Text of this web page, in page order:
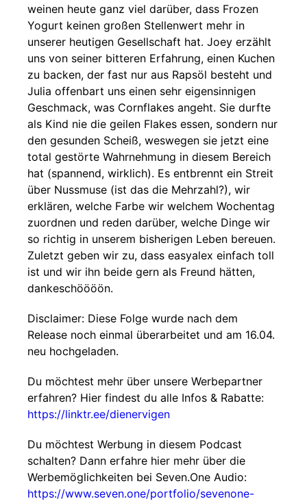
weinen heute ganz viel darüber, dass Frozen
Yogurt keinen großen Stellenwert mehr in
unserer heutigen Gesellschaft hat. Joey erzählt
uns von seiner bitteren Erfahrung, einen Kuchen
zu backen, der fast nur aus Rapsöl besteht und
Julia offenbart uns einen sehr eigensinnigen
Geschmack, was Cornflakes angeht. Sie durfte
als Kind nie die geilen Flakes essen, sondern nur
den gesunden Scheiß, weswegen sie jetzt eine
total gestörte Wahrnehmung in diesem Bereich
hat (spannend, wirklich). Es entbrennt ein Streit
über Nussmuse (ist das die Mehrzahl?), wir
erklären, welche Farbe wir welchem Wochentag
zuordnen und reden darüber, welche Dinge wir
so richtig in unserem bisherigen Leben bereuen.
Zuletzt geben wir zu, dass easyalex einfach toll
ist und wir ihn beide gern als Freund hätten,
dankeschöööön.
Disclaimer: Diese Folge wurde nach dem
Release noch einmal überarbeitet und am 16.04.
neu hochgeladen.
Du möchtest mehr über unsere Werbepartner
erfahren? Hier findest du alle Infos & Rabatte:
https://linktr.ee/dienervigen
Du möchtest Werbung in diesem Podcast
schalten? Dann erfahre hier mehr über die
Werbemöglichkeiten bei Seven.One Audio:
https://www.seven.one/portfolio/sevenone-